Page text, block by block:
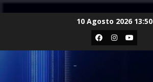
10 Agosto 2026 13:50
Facebook
Instagram
Youtube